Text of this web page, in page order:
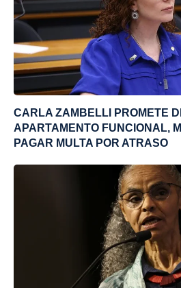
CARLA ZAMBELLI PROMETE
APARTAMENTO FUNCIONAL,
PAGAR MULTA POR ATRASO